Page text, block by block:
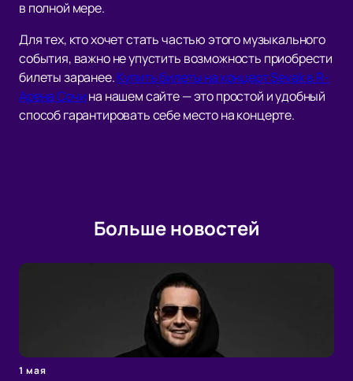
в полной мере.
Для тех, кто хочет стать частью этого музыкального
события, важно не упустить возможность приобрести
билеты заранее.Купить билеты на концерт Sevak в R-
Арена Сочина нашем сайте — это простой и удобный
способ гарантировать себе место на концерте.
Больше новостей
1 мая